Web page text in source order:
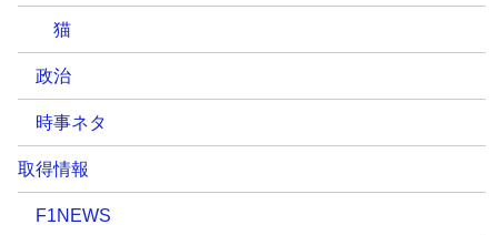
猫
政治
時事ネタ
取得情報
F1NEWS